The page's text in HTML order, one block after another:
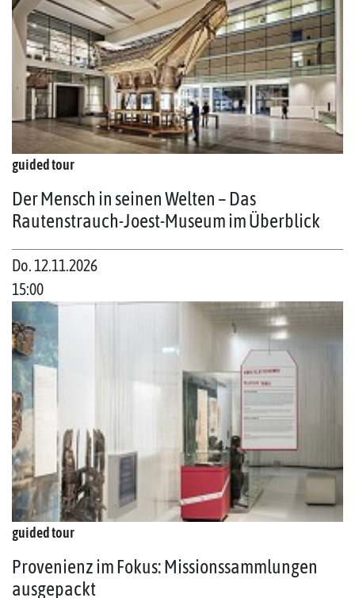
guided tour
Der Mensch in seinen Welten – Das
Rautenstrauch-Joest-Museum im Überblick
Do. 12.11.2026
15:00
guided tour
Provenienz im Fokus: Missionssammlungen
ausgepackt